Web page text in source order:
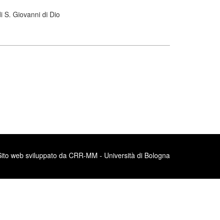
S. Giovanni di Dio
web sviluppato da CRR-MM - Università di Bologna